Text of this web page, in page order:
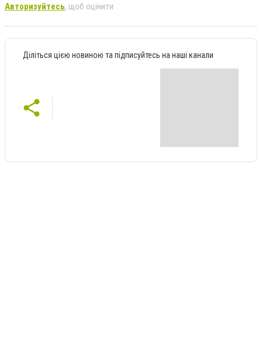
Авторизуйтесь, щоб оцінити
Діліться цією новиною та підписуйтесь на наші канали